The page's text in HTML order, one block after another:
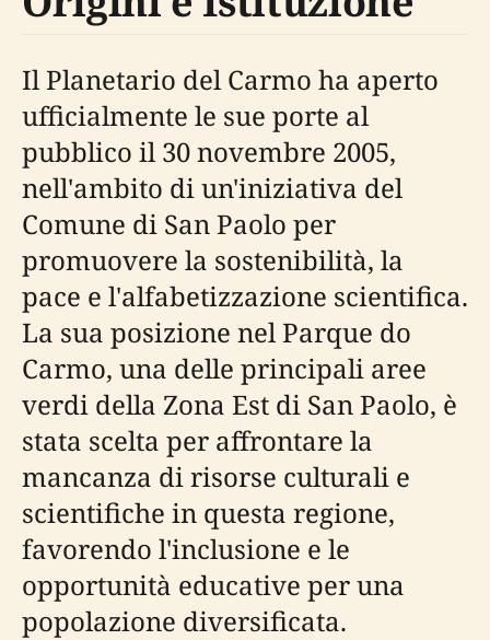
Il Planetario del Carmo ha aperto
ufficialmente le sue porte al
pubblico il 30 novembre 2005,
nell'ambito di un'iniziativa del
Comune di San Paolo per
promuovere la sostenibilità, la
pace e l'alfabetizzazione scientifica.
La sua posizione nel Parque do
Carmo, una delle principali aree
verdi della Zona Est di San Paolo, è
stata scelta per affrontare la
mancanza di risorse culturali e
scientifiche in questa regione,
favorendo l'inclusione e le
opportunità educative per una
popolazione diversificata.